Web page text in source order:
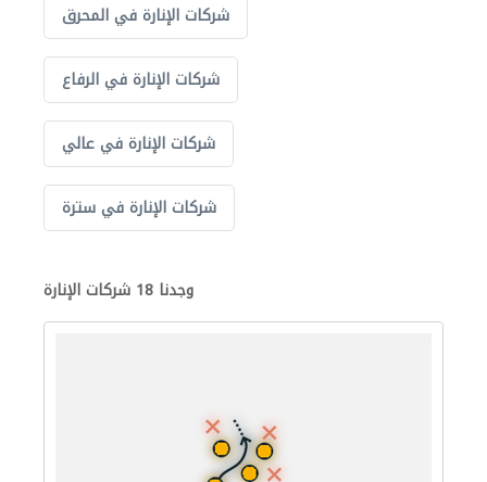
شركات الإنارة في المحرق
شركات الإنارة في الرفاع
شركات الإنارة في عالي
شركات الإنارة في سترة
وجدنا 18 شركات الإنارة